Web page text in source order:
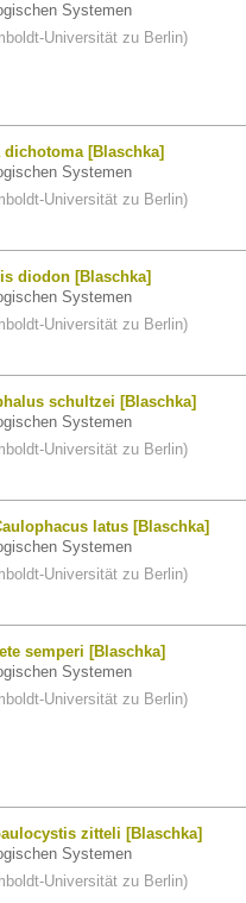
Systemen
Universität zu Berlin)
[Blaschka]
Systemen
Universität zu Berlin)
diodon [Blaschka]
Systemen
Universität zu Berlin)
schultzei [Blaschka]
Systemen
Universität zu Berlin)
latus [Blaschka]
Systemen
Universität zu Berlin)
semperi [Blaschka]
Systemen
Universität zu Berlin)
zitteli [Blaschka]
Systemen
Universität zu Berlin)